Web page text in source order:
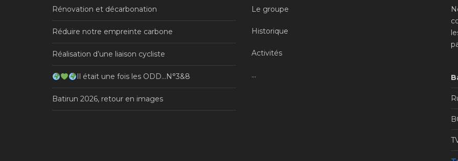
Rénovation et décarbonation
Réduire notre empreinte carbone
Réalisation d’une liaison cycliste
Il était une fois les ODD…N°3&8
Batirun 2026, retour en images
Le groupe
Historique
Activités
...